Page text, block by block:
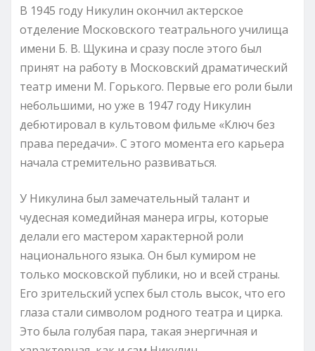
В 1945 году Никулин окончил актерское
отделение Московского театрального училища
имени Б. В. Щукина и сразу после этого был
принят на работу в Московский драматический
театр имени М. Горького. Первые его роли были
небольшими, но уже в 1947 году Никулин
дебютировал в культовом фильме «Ключ без
права передачи». С этого момента его карьера
начала стремительно развиваться.
У Никулина был замечательный талант и
чудесная комедийная манера игры, которые
делали его мастером характерной роли
национального языка. Он был кумиром не
только московской публики, но и всей страны.
Его зрительский успех был столь высок, что его
глаза стали символом родного театра и цирка.
Это была голубая пара, такая энергичная и